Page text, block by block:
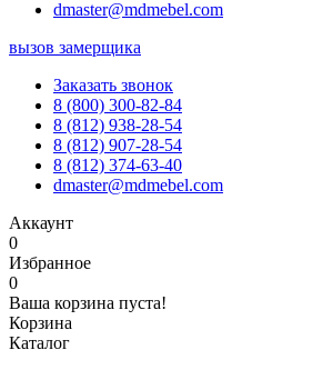
dmaster@mdmebel.com
вызов замерщика
Заказать звонок
8 (800) 300-82-84
8 (812) 938-28-54
8 (812) 907-28-54
8 (812) 374-63-40
dmaster@mdmebel.com
Аккаунт
0
Избранное
0
Ваша корзина пуста!
Корзина
Каталог